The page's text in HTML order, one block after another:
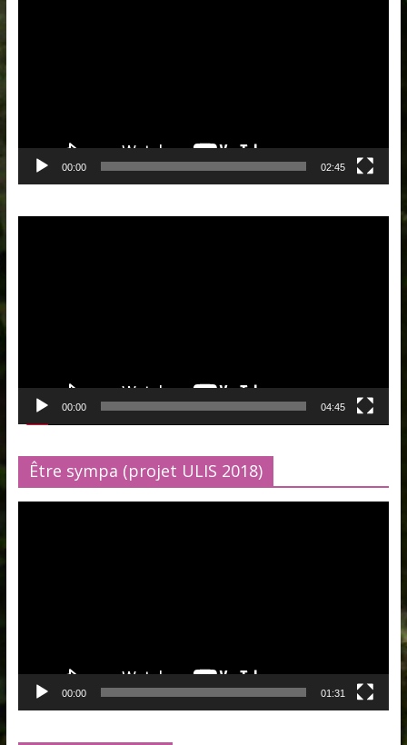
00:00 02:45
00:00 04:45
Être sympa (projet ULIS 2018)
00:00 01:31